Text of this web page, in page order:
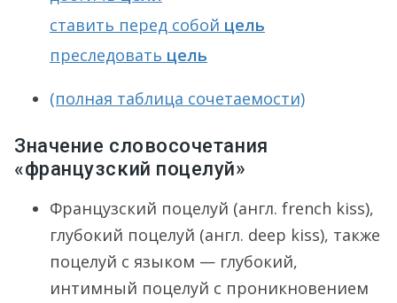
ставить перед собой цель
преследовать цель
(полная таблица сочетаемости)
Значение словосочетания
«французский поцелуй»
Французский поцелуй (англ. french kiss),
глубокий поцелуй (англ. deep kiss), также
поцелуй с языком — глубокий,
интимный поцелуй с проникновением